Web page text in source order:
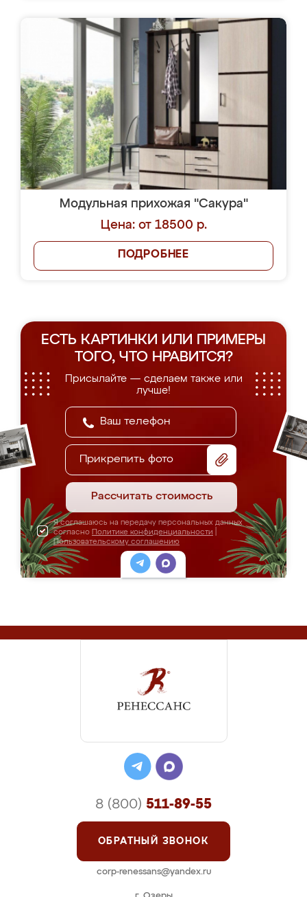
Модульная прихожая "Сакура"
Цена: от 18500 р.
ПОДРОБНЕЕ
ЕСТЬ КАРТИНКИ ИЛИ ПРИМЕРЫ
ТОГО, ЧТО НРАВИТСЯ?
Присылайте — сделаем также или
лучше!
Прикрепить фото
Рассчитать стоимость
Я соглашаюсь на передачу персональных данных
согласно Политике конфиденциальности
Пользовательскому соглашению
8 (800) 511-89-55
ОБРАТНЫЙ ЗВОНОК
corp-renessans@yandex.ru